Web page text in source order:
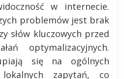
w internecie.
problemów jest brak
słów kluczowych przed
optymalizacyjnych.
się na ogólnych
zapytań, co